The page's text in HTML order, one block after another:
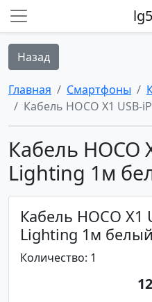
Назад
Главная Смартфоны
Кабель HOCO X1
Кабель HOCO
Lighting 1м
Кабель HOCO X1
Lighting 1м белый
Количество: 1